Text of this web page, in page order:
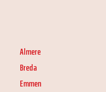
Almere
Breda
Emmen